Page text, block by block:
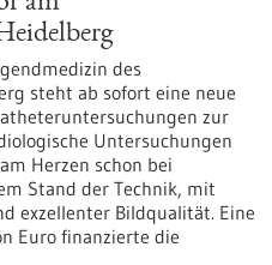
des
steht ab sofort eine neue
zur
Untersuchungen
Herzen schon bei
Stand der Technik, mit
exzellenter Bildqualität. Eine
Euro finanzierte die